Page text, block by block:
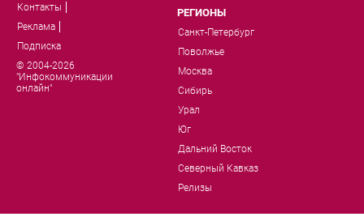
Контакты
Реклама
Подписка
© 2004-2026
"Инфокоммуникации
онлайн"
РЕГИОНЫ
Санкт-Петербург
Поволжье
Москва
Сибирь
Урал
Юг
Дальний Восток
Северный Кавказ
Релизы